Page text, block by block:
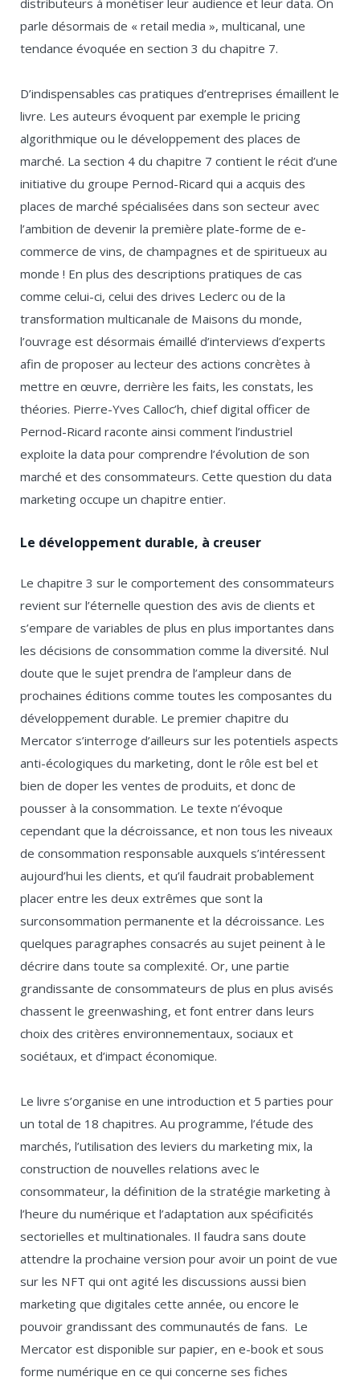
distributeurs à monétiser leur audience et leur data. On
parle désormais de « retail media », multicanal, une
tendance évoquée en section 3 du chapitre 7.
D’indispensables cas pratiques d’entreprises émaillent le
livre. Les auteurs évoquent par exemple le pricing
algorithmique ou le développement des places de
marché. La section 4 du chapitre 7 contient le récit d’une
initiative du groupe Pernod-Ricard qui a acquis des
places de marché spécialisées dans son secteur avec
l’ambition de devenir la première plate-forme de e-
commerce de vins, de champagnes et de spiritueux au
monde ! En plus des descriptions pratiques de cas
comme celui-ci, celui des drives Leclerc ou de la
transformation multicanale de Maisons du monde,
l’ouvrage est désormais émaillé d’interviews d’experts
afin de proposer au lecteur des actions concrètes à
mettre en œuvre, derrière les faits, les constats, les
théories. Pierre-Yves Calloc’h, chief digital officer de
Pernod-Ricard raconte ainsi comment l’industriel
exploite la data pour comprendre l’évolution de son
marché et des consommateurs. Cette question du data
marketing occupe un chapitre entier.
Le développement durable, à creuser
Le chapitre 3 sur le comportement des consommateurs
revient sur l’éternelle question des avis de clients et
s’empare de variables de plus en plus importantes dans
les décisions de consommation comme la diversité. Nul
doute que le sujet prendra de l’ampleur dans de
prochaines éditions comme toutes les composantes du
développement durable. Le premier chapitre du
Mercator s’interroge d’ailleurs sur les potentiels aspects
anti-écologiques du marketing, dont le rôle est bel et
bien de doper les ventes de produits, et donc de
pousser à la consommation. Le texte n’évoque
cependant que la décroissance, et non tous les niveaux
de consommation responsable auxquels s’intéressent
aujourd’hui les clients, et qu’il faudrait probablement
placer entre les deux extrêmes que sont la
surconsommation permanente et la décroissance. Les
quelques paragraphes consacrés au sujet peinent à le
décrire dans toute sa complexité. Or, une partie
grandissante de consommateurs de plus en plus avisés
chassent le greenwashing, et font entrer dans leurs
choix des critères environnementaux, sociaux et
sociétaux, et d’impact économique.
Le livre s’organise en une introduction et 5 parties pour
un total de 18 chapitres. Au programme, l’étude des
marchés, l’utilisation des leviers du marketing mix, la
construction de nouvelles relations avec le
consommateur, la définition de la stratégie marketing à
l’heure du numérique et l’adaptation aux spécificités
sectorielles et multinationales. Il faudra sans doute
attendre la prochaine version pour avoir un point de vue
sur les NFT qui ont agité les discussions aussi bien
marketing que digitales cette année, ou encore le
pouvoir grandissant des communautés de fans. Le
Mercator est disponible sur papier, en e-book et sous
forme numérique en ce qui concerne ses fiches